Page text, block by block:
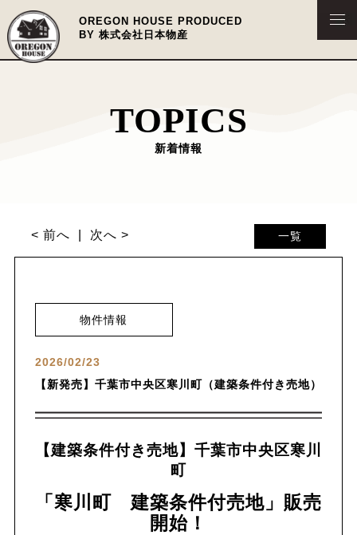
OREGON HOUSE PRODUCED
BY 株式会社日本物産
TOPICS
新着情報
一覧
< 前へ 次へ >
物件情報
2026/02/23
【新発売】千葉市中央区寒川町（建築条件付き売地）
【建築条件付き売地】千葉市中央区寒川
町
「寒川町 建築条件付売地」販売
開始！